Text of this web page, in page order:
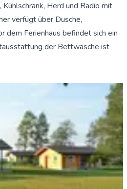
Herd und Radio mit
verfügt über Dusche,
dem Ferienhaus befindet sich ein
der Bettwäsche ist